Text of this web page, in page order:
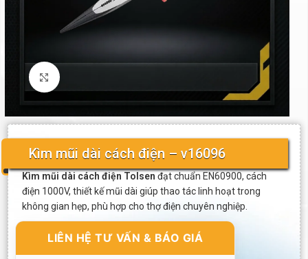
Click to enlarge
Kìm mũi dài cách điện – v16096
Kìm mũi dài cách điện Tolsen đạt chuẩn EN60900, cách
điện 1000V, thiết kế mũi dài giúp thao tác linh hoạt trong
không gian hẹp, phù hợp cho thợ điện chuyên nghiệp.
LIÊN HỆ TƯ VẤN & BÁO GIÁ